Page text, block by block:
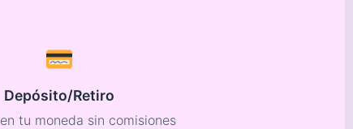
Depósito/Retiro
tu moneda sin comisiones